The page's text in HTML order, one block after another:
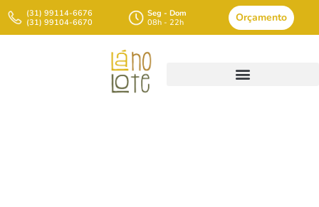
(31) 99114-6676
(31) 99104-6670
Seg - Dom
08h - 22h
Orçamento